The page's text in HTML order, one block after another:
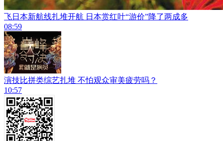
飞日本新航线扎堆开航 日本赏红叶“游价”降了两成多
08:59
演技比拼类综艺扎堆 不怕观众审美疲劳吗？
10:57